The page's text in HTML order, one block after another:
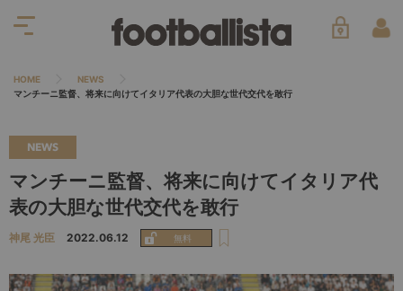
HOME
NEWS
マンチーニ監督、将来に向けてイタリア代表の大胆な世代交代を敢行
NEWS
マンチーニ監督、将来に向けてイタリア代
表の大胆な世代交代を敢行
神尾 光臣 2022.06.12